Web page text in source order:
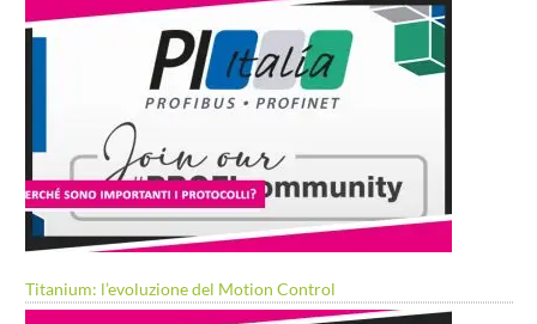
Titanium: l’evoluzione del Motion Control